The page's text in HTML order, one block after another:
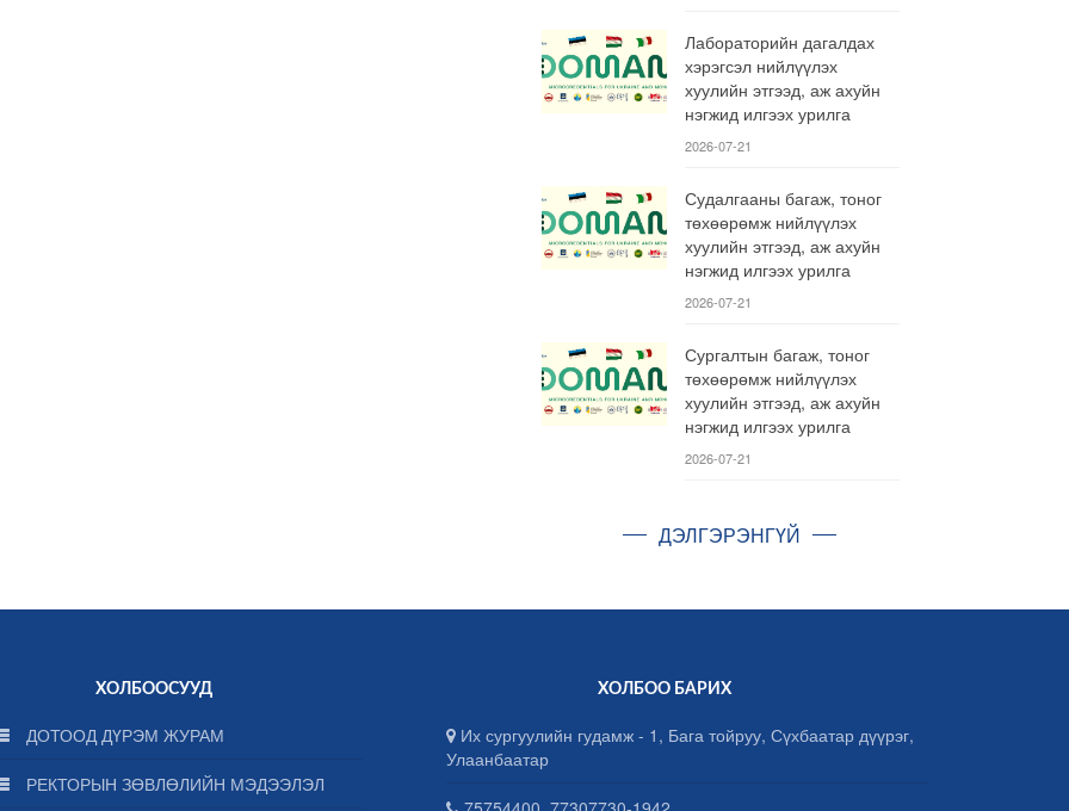
Лабораторийн дагалдах
хэрэгсэл нийлүүлэх
хуулийн этгээд, аж ахуйн
нэгжид илгээх урилга
2026-07-21
Судалгааны багаж, тоног
төхөөрөмж нийлүүлэх
хуулийн этгээд, аж ахуйн
нэгжид илгээх урилга
2026-07-21
Сургалтын багаж, тоног
төхөөрөмж нийлүүлэх
хуулийн этгээд, аж ахуйн
нэгжид илгээх урилга
2026-07-21
ДЭЛГЭРЭНГҮЙ
ХОЛБООСУУД
ДОТООД ДҮРЭМ ЖУРАМ
РЕКТОРЫН ЗӨВЛӨЛИЙН МЭДЭЭЛЭЛ
ХОЛБОО БАРИХ
Их сургуулийн гудамж - 1, Бага тойруу, Сүхбаатар дүүрэг,
Улаанбаатар